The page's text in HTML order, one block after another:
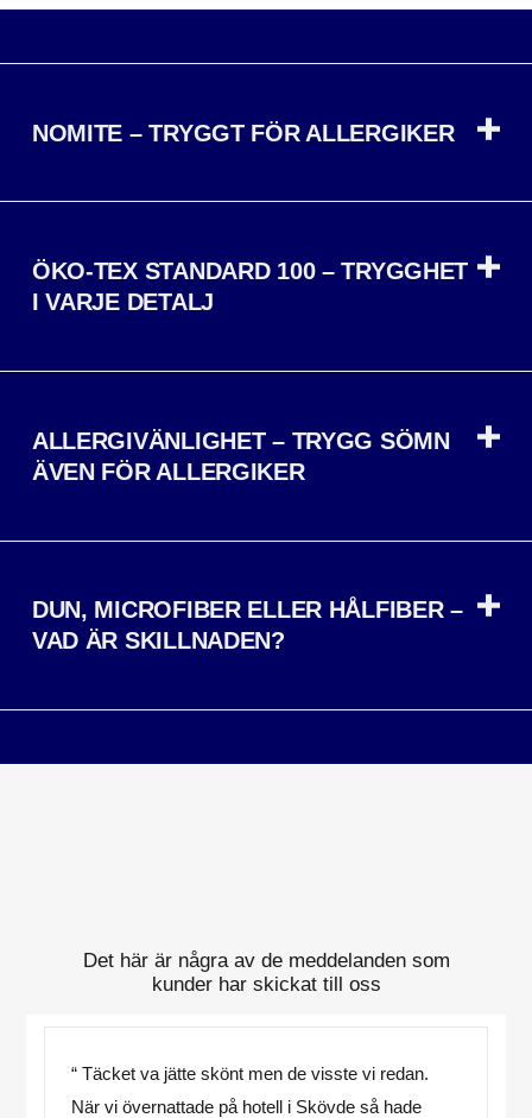
NOMITE – TRYGGT FÖR ALLERGIKER
ÖKO-TEX STANDARD 100 – TRYGGHET
I VARJE DETALJ
ALLERGIVÄNLIGHET – TRYGG SÖMN
ÄVEN FÖR ALLERGIKER
DUN, MICROFIBER ELLER HÅLFIBER –
VAD ÄR SKILLNADEN?
Det här är några av de meddelanden som
kunder har skickat till oss
“ Täcket va jätte skönt men de visste vi redan.
När vi övernattade på hotell i Skövde så hade